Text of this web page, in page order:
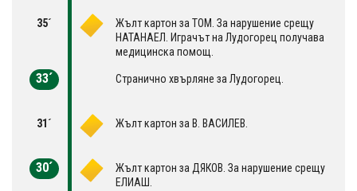
35´
Жълт картон за ТОМ. За нарушение срещу
НАТАНАЕЛ. Играчът на Лудогорец получава
медицинска помощ.
33´ Странично хвърляне за Лудогорец.
31´ Жълт картон за В. ВАСИЛЕВ.
30´
Жълт картон за ДЯКОВ. За нарушение срещу
ЕЛИАШ.